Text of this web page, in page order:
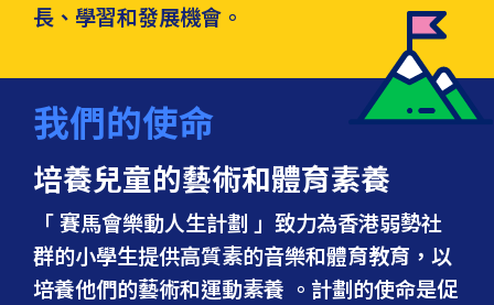
長、學習和發展機會。
我們的使命
培養兒童的藝術和體育素養
「 賽馬會樂動人生計劃 」致力為香港弱勢社
群的小學生提供高質素的音樂和體育教育，以
培養他們的藝術和運動素養 。計劃的使命是促